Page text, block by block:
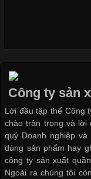
thuộc và được sử
dạng về màu sắc
khác nhau để phù
cầu
Khám Phá Áo
Công ty sản
Lời đầu tập thể Công
chào trân trọng và lời
quý Doanh nghiệp
dùng sản phẩm hay
công ty sản xuất
Ngoài ra chúng tôi